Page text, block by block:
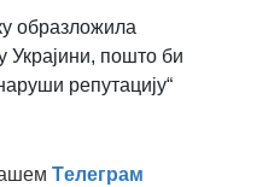
образложила
Украјини, пошто би
репутацију“
Tелеграм